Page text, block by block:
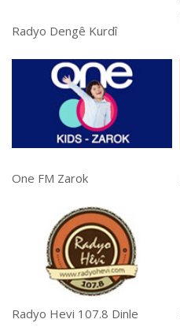
Radyo Dengê Kurdî
One FM Zarok
Radyo Hevi 107.8 Dinle